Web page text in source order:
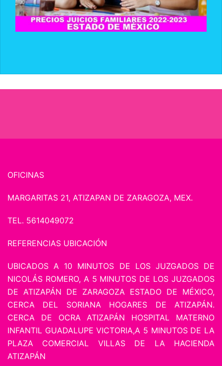
OFICINAS
MARGARITAS 21, ATIZAPAN DE ZARAGOZA, MEX.
TEL. 5614049072
REFERENCIAS UBICACIÓN
UBICADOS A 10 MINUTOS DE LOS JUZGADOS DE
NICOLÁS ROMERO, A 5 MINUTOS DE LOS JUZGADOS
DE ATIZAPÁN DE ZARAGOZA ESTADO DE MÉXICO,
CERCA DEL SORIANA HOGARES DE ATIZAPÁN.
CERCA DE OCRA ATIZAPÁN HOSPITAL MATERNO
INFANTIL GUADALUPE VICTORIA,A 5 MINUTOS DE LA
PLAZA COMERCIAL VILLAS DE LA HACIENDA
ATIZAPÁN